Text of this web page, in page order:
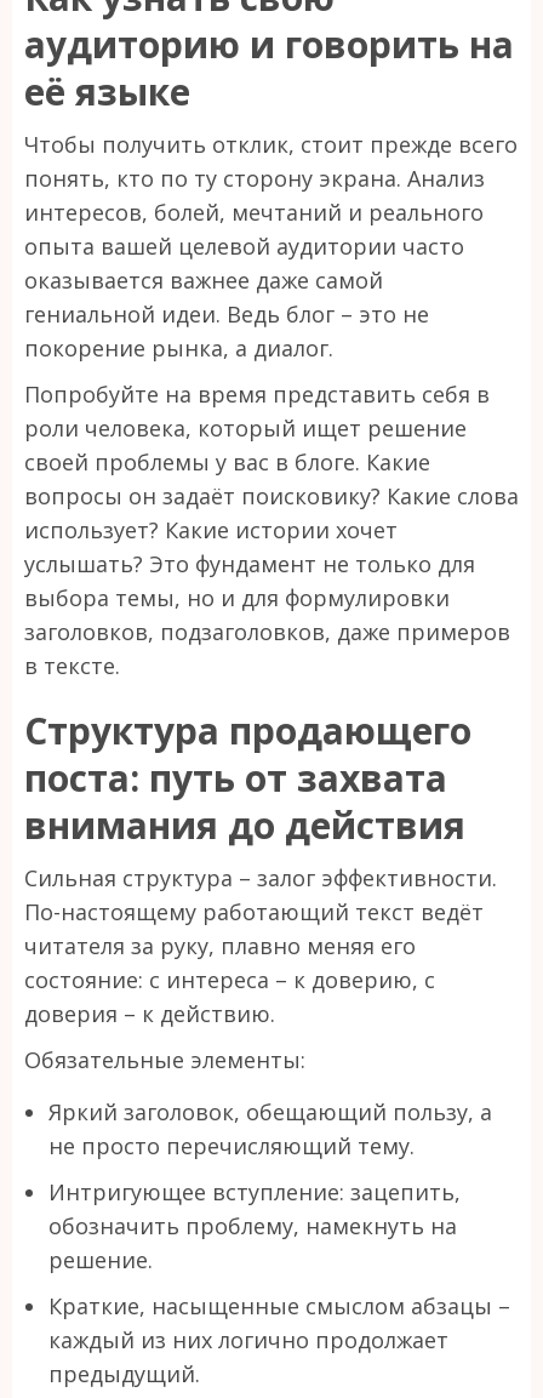
аудиторию и говорить на
её языке
Чтобы получить отклик, стоит прежде всего
понять, кто по ту сторону экрана. Анализ
интересов, болей, мечтаний и реального
опыта вашей целевой аудитории часто
оказывается важнее даже самой
гениальной идеи. Ведь блог – это не
покорение рынка, а диалог.
Попробуйте на время представить себя в
роли человека, который ищет решение
своей проблемы у вас в блоге. Какие
вопросы он задаёт поисковику? Какие слова
использует? Какие истории хочет
услышать? Это фундамент не только для
выбора темы, но и для формулировки
заголовков, подзаголовков, даже примеров
в тексте.
Структура продающего
поста: путь от захвата
внимания до действия
Сильная структура – залог эффективности.
По-настоящему работающий текст ведёт
читателя за руку, плавно меняя его
состояние: с интереса – к доверию, с
доверия – к действию.
Обязательные элементы:
Яркий заголовок, обещающий пользу, а
не просто перечисляющий тему.
Интригующее вступление: зацепить,
обозначить проблему, намекнуть на
решение.
Краткие, насыщенные смыслом абзацы –
каждый из них логично продолжает
предыдущий.